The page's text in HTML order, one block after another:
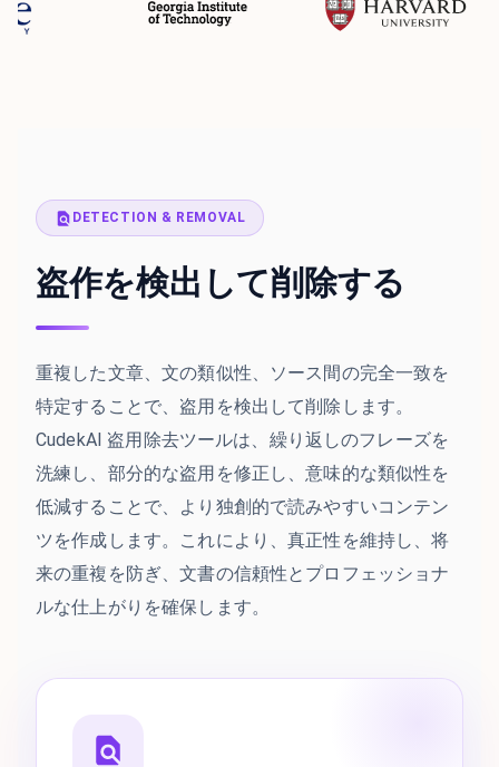
DETECTION & REMOVAL
盗作を検出して削除する
重複した文章、文の類似性、ソース間の完全一致を
特定することで、盗用を検出して削除します。
CudekAI 盗用除去ツールは、繰り返しのフレーズを
洗練し、部分的な盗用を修正し、意味的な類似性を
低減することで、より独創的で読みやすいコンテン
ツを作成します。これにより、真正性を維持し、将
来の重複を防ぎ、文書の信頼性とプロフェッショナ
ルな仕上がりを確保します。